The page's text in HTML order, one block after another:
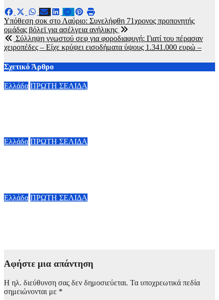
Πλοήγηση
άρθρων
Υπόθεση σοκ στο Λαύριο: Συνελήφθη 71χρονος προπονητής
ομάδας βόλεϊ για ασέλγεια ανήλικης
Σύλληψη γνωστού σεφ για φοροδιαφυγή: Γιατί του πέρασαν
χειροπέδες – Είχε κρύψει εισοδήματα ύψους 1.341.000 ευρώ –
Σχετικό Άρθρο
Ελλάδα ΠΡΩΤΗ ΣΕΛΙΔΑ
Ελλάδα ΠΡΩΤΗ ΣΕΛΙΔΑ
Ελλάδα ΠΡΩΤΗ ΣΕΛΙΔΑ
Αφήστε μια απάντηση
Η ηλ. διεύθυνση σας δεν δημοσιεύεται. Τα υποχρεωτικά πεδία
σημειώνονται με *